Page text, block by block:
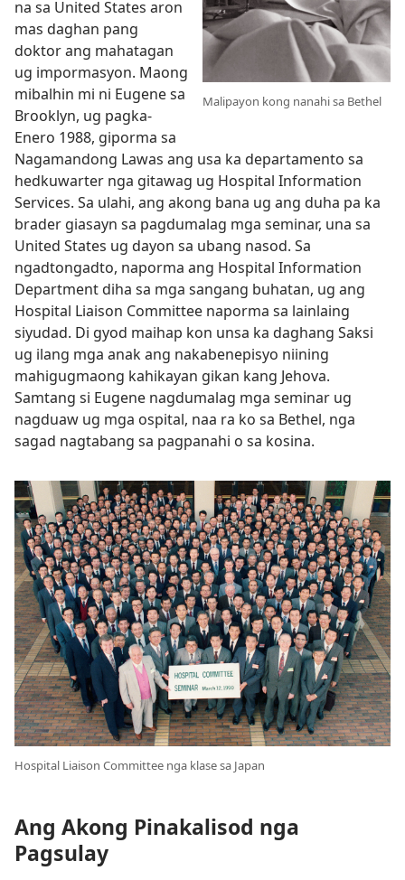
Malipayon kong nanahi sa Bethel
na sa United States aron
mas daghan pang
doktor ang mahatagan
ug impormasyon. Maong
mibalhin mi ni Eugene sa
Brooklyn, ug pagka-
Enero 1988, giporma sa
Nagamandong Lawas ang usa ka departamento sa
hedkuwarter nga gitawag ug Hospital Information
Services. Sa ulahi, ang akong bana ug ang duha pa ka
brader giasayn sa pagdumalag mga seminar, una sa
United States ug dayon sa ubang nasod. Sa
ngadtongadto, naporma ang Hospital Information
Department diha sa mga sangang buhatan, ug ang
Hospital Liaison Committee naporma sa lainlaing
siyudad. Di gyod maihap kon unsa ka daghang Saksi
ug ilang mga anak ang nakabenepisyo niining
mahigugmaong kahikayan gikan kang Jehova.
Samtang si Eugene nagdumalag mga seminar ug
nagduaw ug mga ospital, naa ra ko sa Bethel, nga
sagad nagtabang sa pagpanahi o sa kosina.
Hospital Liaison Committee nga klase sa Japan
Ang Akong Pinakalisod nga
Pagsulay